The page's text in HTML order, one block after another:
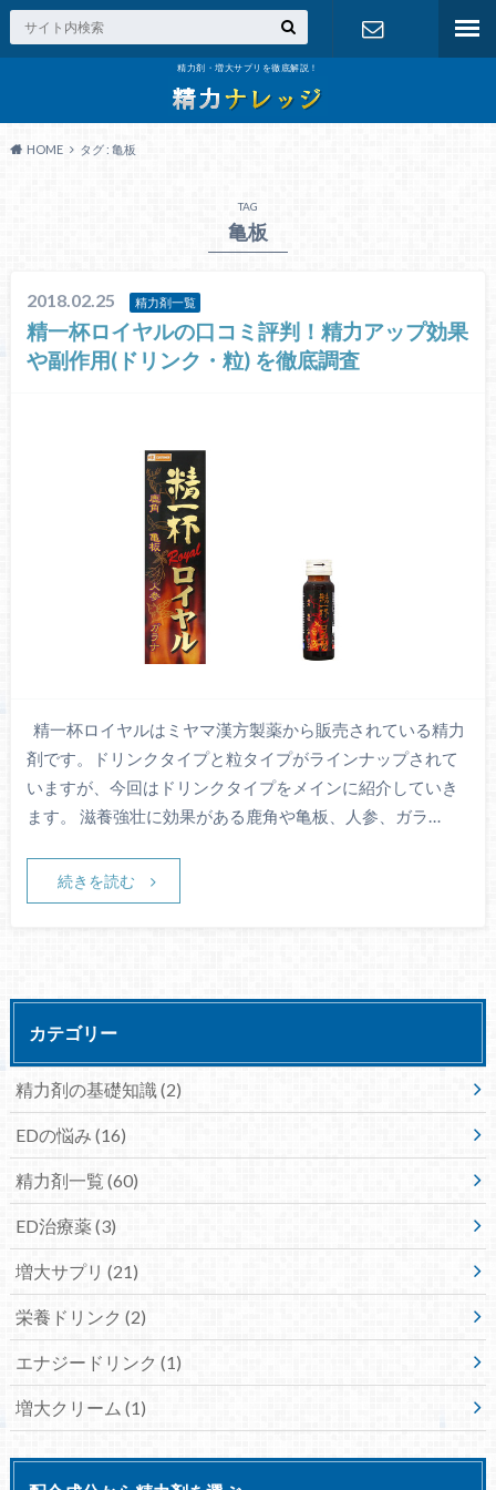
精力剤・増大サプリを徹底解説！
HOME タグ : 亀板
TAG
亀板
2018.02.25 精力剤一覧
精一杯ロイヤルの口コミ評判！精力アップ効果
や副作用(ドリンク・粒) を徹底調査
精一杯ロイヤルはミヤマ漢方製薬から販売されている精力
剤です。ドリンクタイプと粒タイプがラインナップされて
いますが、今回はドリンクタイプをメインに紹介していき
ます。 滋養強壮に効果がある鹿角や亀板、人参、ガラ…
続きを読む
カテゴリー
精力剤の基礎知識(2)
EDの悩み (16)
精力剤一覧 (60)
ED治療薬(3)
増大サプリ (21)
栄養ドリンク (2)
エナジードリンク (1)
増大クリーム (1)